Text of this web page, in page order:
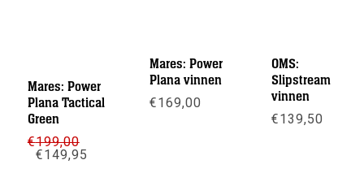
Mares: Power
Plana Tactical
Green
€199,00
Oorspronkelijke
€149,95
Mares: Power
Plana vinnen
€169,00
OMS:
Slipstream
vinnen
€139,50